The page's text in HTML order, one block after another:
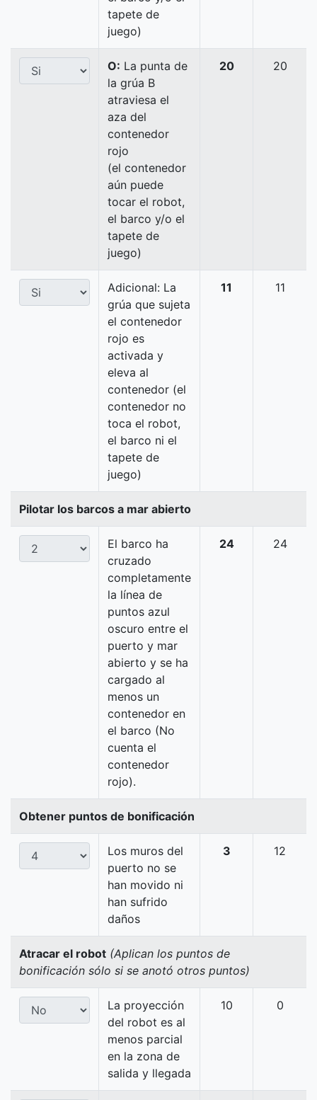
tapete de
juego)
O: La punta de
la grúa B
atraviesa el
aza del
contenedor
rojo
(el contenedor
aún puede
tocar el robot,
el barco y/o el
tapete de
juego)
20 20
Adicional: La
grúa que sujeta
el contenedor
rojo es
activada y
eleva al
contenedor (el
contenedor no
toca el robot,
el barco ni el
tapete de
juego)
11 11
Pilotar los barcos a mar abierto
El barco ha
cruzado
completamente
la línea de
puntos azul
oscuro entre el
puerto y mar
abierto y se ha
cargado al
menos un
contenedor en
el barco (No
cuenta el
contenedor
rojo).
24 24
Obtener puntos de bonificación
Los muros del
puerto no se
han movido ni
han sufrido
daños
3 12
Atracar el robot (Aplican los puntos de
bonificación sólo si se anotó otros puntos)
La proyección
del robot es al
menos parcial
en la zona de
salida y llegada
10 0